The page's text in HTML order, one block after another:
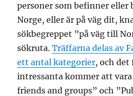
personer som befinner eller
Norge, eller är på väg dit,
sökbegreppet ”på väg till
sökruta.Träffarna delas av
ett antal kategorier, och det
intressanta kommer att
friends and groups” och